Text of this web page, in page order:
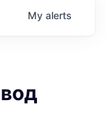
My alerts